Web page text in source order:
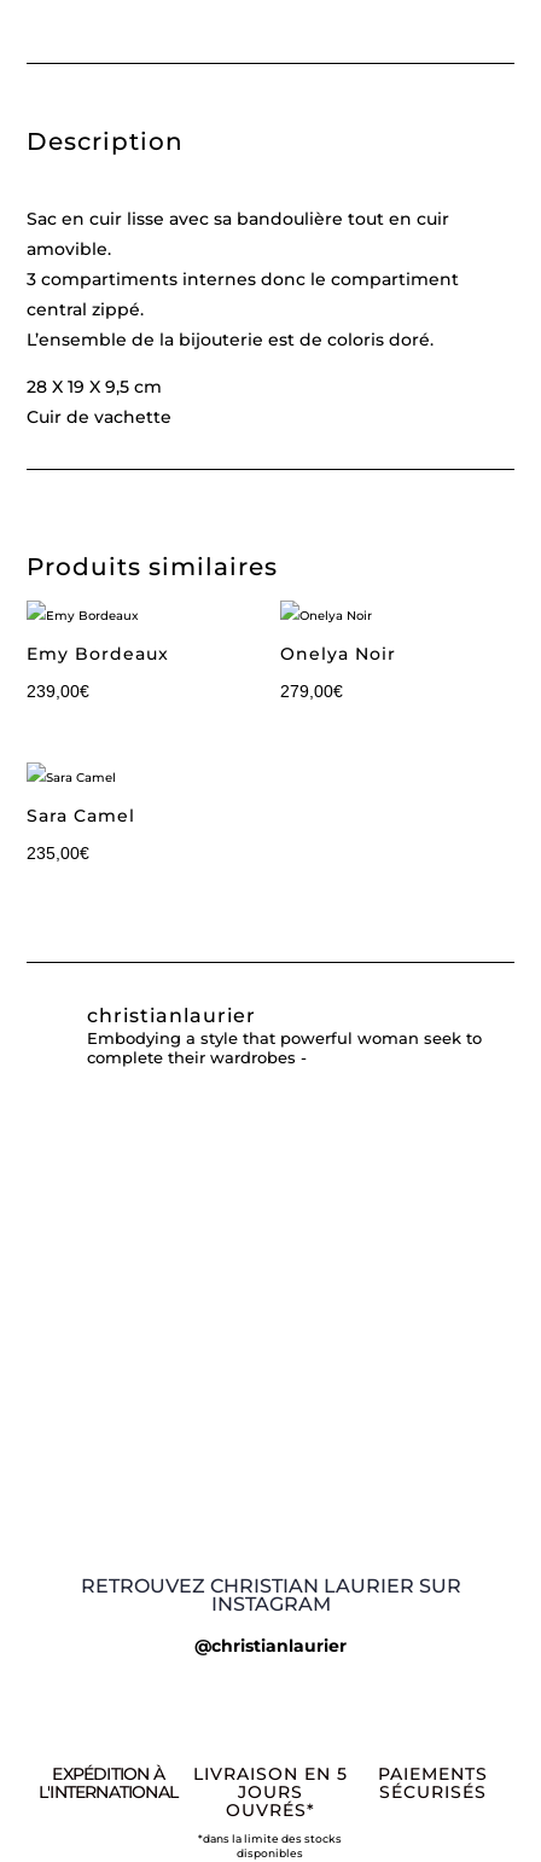
Description
Sac en cuir lisse avec sa bandoulière tout en cuir
amovible.
3 compartiments internes donc le compartiment
central zippé.
L’ensemble de la bijouterie est de coloris doré.
28 X 19 X 9,5 cm
Cuir de vachette
Produits similaires
Emy Bordeaux
239,00€
Onelya Noir
279,00€
Sara Camel
235,00€
christianlaurier
Embodying a style that powerful woman seek to
complete their wardrobes -
RETROUVEZ CHRISTIAN LAURIER SUR
INSTAGRAM
@christianlaurier
EXPÉDITION À
L'INTERNATIONAL
LIVRAISON EN 5
JOURS
OUVRÉS*
*dans la limite des stocks
disponibles
PAIEMENTS
SÉCURISÉS